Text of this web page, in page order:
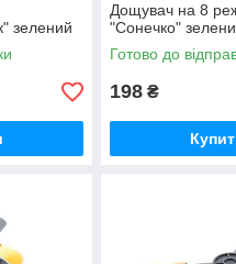
зелений
Дощувач на 8
"Сонечко"
Готово до
198 ₴